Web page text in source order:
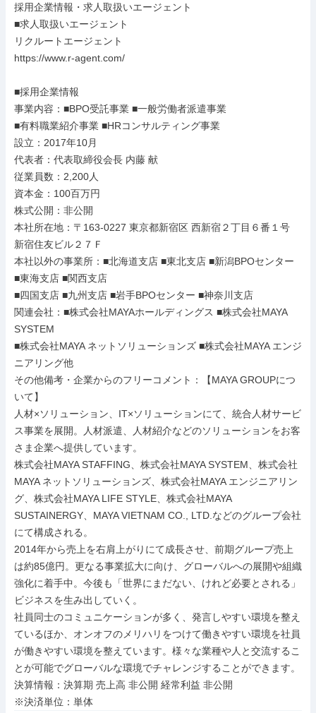
採用企業情報・求人取扱いエージェント
■求人取扱いエージェント
リクルートエージェント
https://www.r-agent.com/
■採用企業情報
事業内容：■BPO受託事業 ■一般労働者派遣事業
■有料職業紹介事業 ■HRコンサルティング事業
設立：2017年10月
代表者：代表取締役会長 内藤 献
従業員数：2,200人
資本金：100百万円
株式公開：非公開
本社所在地：〒163-0227 東京都新宿区 西新宿２丁目６番１号
新宿住友ビル２７Ｆ
本社以外の事業所：■北海道支店 ■東北支店 ■新潟BPOセンター
■東海支店 ■関西支店
■四国支店 ■九州支店 ■岩手BPOセンター ■神奈川支店
関連会社：■株式会社MAYAホールディングス ■株式会社MAYA
SYSTEM
■株式会社MAYA ネットソリューションズ ■株式会社MAYA エンジ
ニアリング他
その他備考・企業からのフリーコメント：【MAYA GROUPにつ
いて】
人材×ソリューション、IT×ソリューションにて、統合人材サービ
ス事業を展開。人材派遣、人材紹介などのソリューションをお客
さま企業へ提供しています。
株式会社MAYA STAFFING、株式会社MAYA SYSTEM、株式会社
MAYA ネットソリューションズ、株式会社MAYA エンジニアリン
グ、株式会社MAYA LIFE STYLE、株式会社MAYA
SUSTAINERGY、MAYA VIETNAM CO., LTD.などのグループ会社
にて構成される。
2014年から売上を右肩上がりにて成長させ、前期グループ売上
は約85億円。更なる事業拡大に向け、グローバルへの展開や組織
強化に着手中。今後も「世界にまだない、けれど必要とされる」
ビジネスを生み出していく。
社員同士のコミュニケーションが多く、発言しやすい環境を整え
ているほか、オンオフのメリハリをつけて働きやすい環境を社員
が働きやすい環境を整えています。様々な業種や人と交流するこ
とが可能でグローバルな環境でチャレンジすることができます。
決算情報：決算期 売上高 非公開 経常利益 非公開
※決済単位：単体